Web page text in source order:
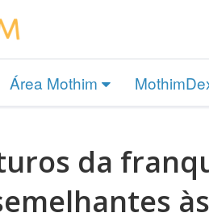
Área Mothim
da